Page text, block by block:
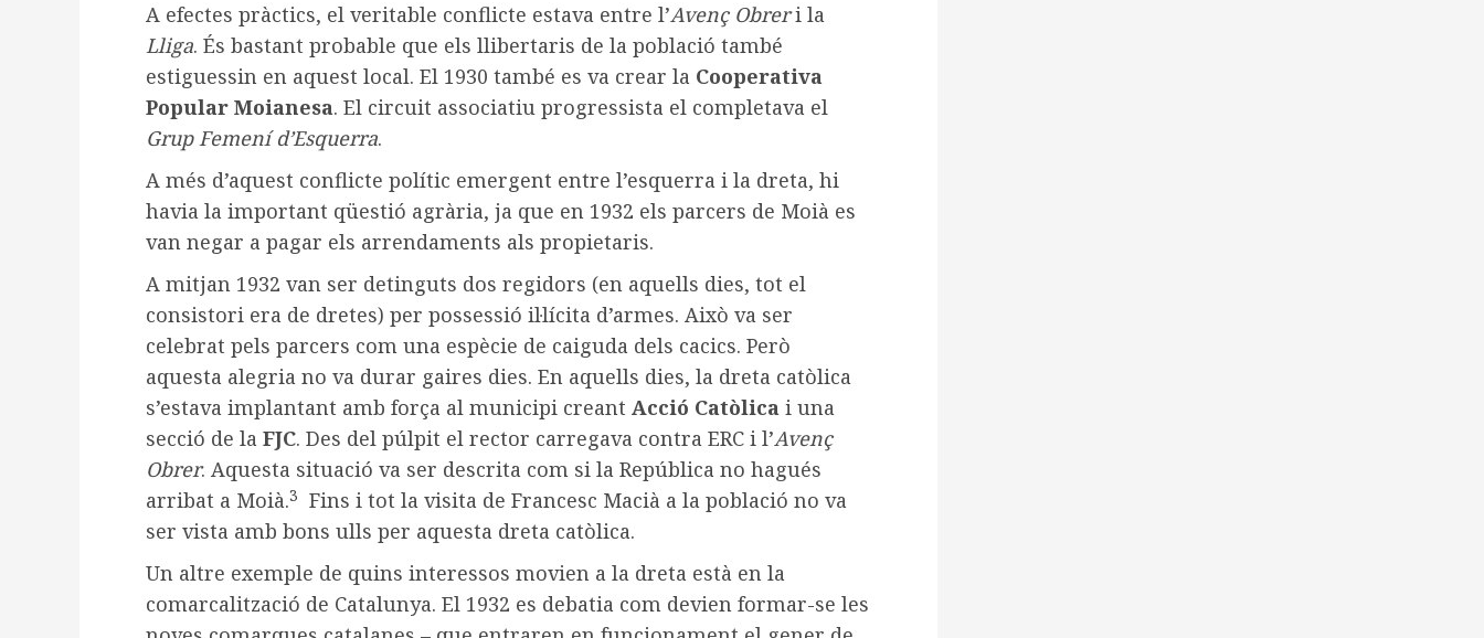
A efectes pràctics, el veritable conflicte estava entre l’Avenç Obreri la
Lliga. És bastant probable que els llibertaris de la població també
estiguessin en aquest local. El 1930 també es va crear la Cooperativa
Popular Moianesa. El circuit associatiu progressista el completava el
Grup Femení d’Esquerra.
A més d’aquest conflicte polític emergent entre l’esquerra i la dreta, hi
havia la important qüestió agrària, ja que en 1932 els parcers de Moià es
van negar a pagar els arrendaments als propietaris.
A mitjan 1932 van ser detinguts dos regidors (en aquells dies, tot el
consistori era de dretes) per possessió il·lícita d’armes. Això va ser
celebrat pels parcers com una espècie de caiguda dels cacics. Però
aquesta alegria no va durar gaires dies. En aquells dies, la dreta catòlica
s’estava implantant amb força al municipi creant Acció Catòlica i una
secció de la FJC. Des del púlpit el rector carregava contra ERC i l’Avenç
Obrer. Aquesta situació va ser descrita com si la República no hagués
arribat a Moià.3
Fins i tot la visita de Francesc Macià a la població no va
ser vista amb bons ulls per aquesta dreta catòlica.
Un altre exemple de quins interessos movien a la dreta està en la
comarcalització de Catalunya. El 1932 es debatia com devien formar-se les